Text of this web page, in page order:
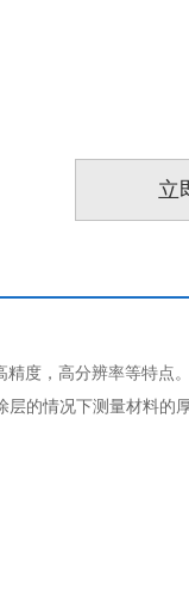
立
度，高分辨率等特点
的情况下测量材料的厚